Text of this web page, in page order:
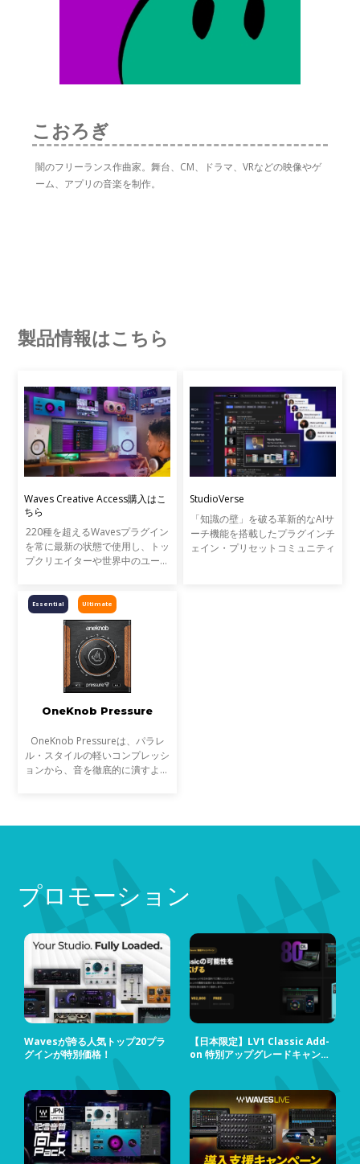
こおろぎ
闇のフリーランス作曲家。舞台、CM、ドラマ、VRなどの映像やゲ
ーム、アプリの音楽を制作。
製品情報はこちら
Waves Creative Access購入はこ
ちら
220種を超えるWavesプラグイン
を常に最新の状態で使用し、トッ
プクリエイターや世界中のユーザ
の新しいプラグインのサブスクリ
プション・プランです。Wavesの
全プラグインを使用できるWaves
Ultimate、110種のプラグインを
使用できるWaves Essentialの2つ
のラインナップで、1ヶ月から1
年まで使用したい期間に併せたプ
ランからご利用いただけます。
StudioVerse
「知識の壁」を破る革新的なAIサ
ーチ機能を搭載したプラグインチ
ェイン・プリセットコミュニティ
Ultimate
Essential
OneKnob Pressure
OneKnob Pressureは、パラレ
ル・スタイルの軽いコンプレッシ
ョンから、音を徹底的に潰すよう
ティなサウンドを得ること
プロモーション
Wavesが誇る人気トップ20プラ
グインが特別価格！
【日本限定】LV1 Classic Add-
on 特別アップグレードキャンペ